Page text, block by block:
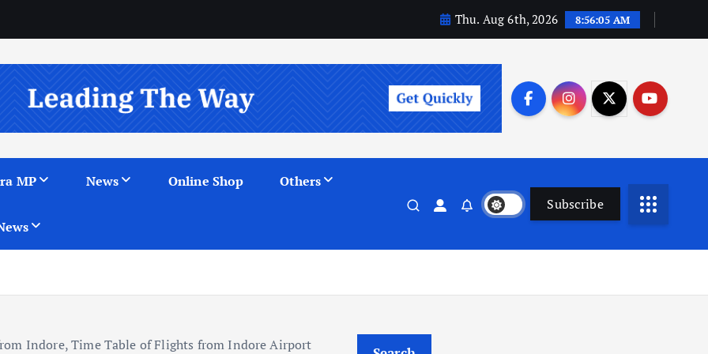
Thu. Aug 6th, 2026 8:56:06 AM
MP News Online Shop Others
Subscribe
Indore, Time Table of Flights from Indore Airport